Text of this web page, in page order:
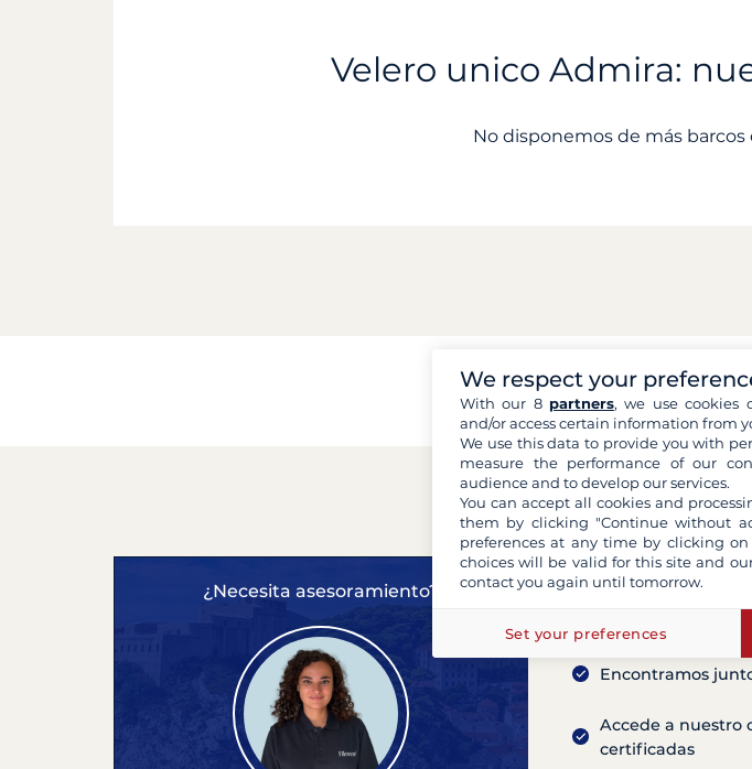
Velero unico Admira:
No disponemos de más
¿Necesita asesoramiento?
Contacta con
Encontramos
Accede a nuestro
certificadas
We respect your
With our 8 partners, we use cookies
and/or access certain information from
We use this data to provide you with
measure the performance of our
audience and to develop our services.
You can accept all cookies and
them by clicking "Continue without
preferences at any time by clicking
choices will be valid for this site and
contact you again until tomorrow.
Set your preferences